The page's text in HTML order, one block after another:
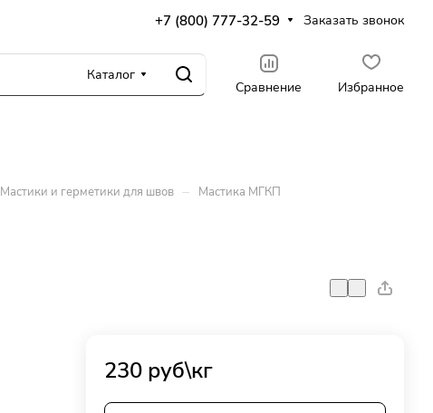
+7 (800) 777-32-59
Заказать звонок
Каталог
Сравнение Избранное
Мастики и герметики для швов – Мастика МГКП
230 руб\кг